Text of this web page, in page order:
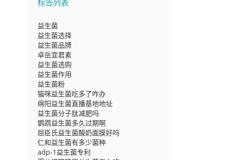
标签列表
益生菌
益生菌选择
益生菌品牌
卓岳宜君素
益生菌选购
益生菌作用
益生菌粉
猫咪益生菌吃多了咋办
绵阳益生菌直播基地地址
益生菌分子肽减肥吗
鹦鹉益生菌多久过期啊
屈臣氏益生菌酸奶面膜好吗
仁和益生菌有多少菌种
adp-1益生菌专利